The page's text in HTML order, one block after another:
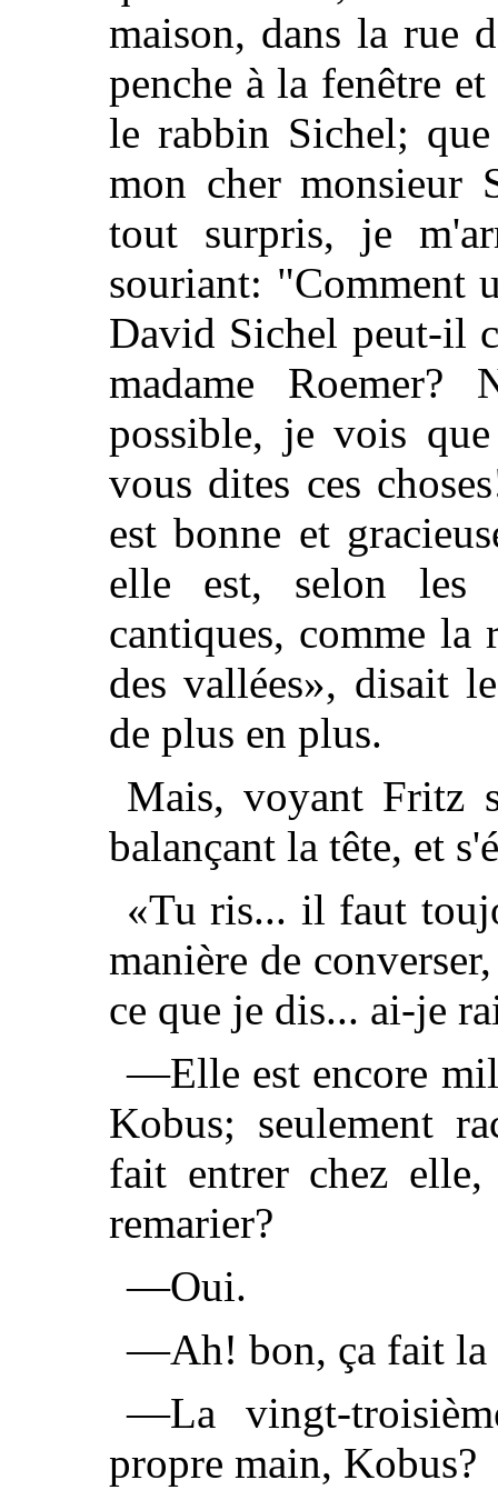
maison, dans la rue
penche à la fenêtre
le rabbin Sichel;
mon cher monsieur
tout surpris, je
souriant: "Comment
David Sichel peut-il
madame
possible, je vois
vous dites ces
est bonne et
elle est, selon les
cantiques, comme la
des vallées», disait
de plus en plus.
Mais, voyant Fritz
balançant la tête, et
«Tu ris... il faut
manière de
ce que je dis... ai-je
—Elle est encore
Kobus; seulement
fait entrer chez elle,
remarier?
—Oui.
—Ah! bon, ça fait la
—La vingt-
propre main, Kobus?